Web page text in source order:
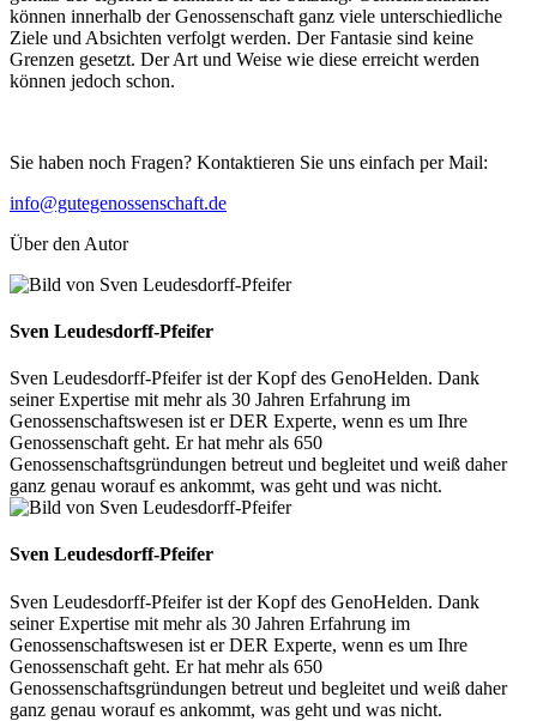
können innerhalb der Genossenschaft ganz viele unterschiedliche
Ziele und Absichten verfolgt werden. Der Fantasie sind keine
Grenzen gesetzt. Der Art und Weise wie diese erreicht werden
können jedoch schon.
Sie haben noch Fragen? Kontaktieren Sie uns einfach per Mail:
info@gutegenossenschaft.de
Über den Autor
Sven Leudesdorff-Pfeifer
Sven Leudesdorff-Pfeifer ist der Kopf des GenoHelden. Dank
seiner Expertise mit mehr als 30 Jahren Erfahrung im
Genossenschaftswesen ist er DER Experte, wenn es um Ihre
Genossenschaft geht. Er hat mehr als 650
Genossenschaftsgründungen betreut und begleitet und weiß daher
ganz genau worauf es ankommt, was geht und was nicht.
Sven Leudesdorff-Pfeifer
Sven Leudesdorff-Pfeifer ist der Kopf des GenoHelden. Dank
seiner Expertise mit mehr als 30 Jahren Erfahrung im
Genossenschaftswesen ist er DER Experte, wenn es um Ihre
Genossenschaft geht. Er hat mehr als 650
Genossenschaftsgründungen betreut und begleitet und weiß daher
ganz genau worauf es ankommt, was geht und was nicht.